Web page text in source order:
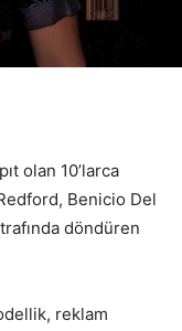
olan 10’larca
Benicio Del
döndüren
reklam